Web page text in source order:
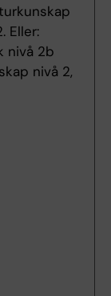
Eller:
nivå 2b
nivå 2,